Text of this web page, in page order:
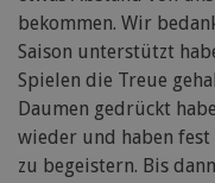
bekommen. Wir
Saison unterstützt
Spielen die Treue
Daumen gedrückt
wieder und haben fest
zu begeistern. Bis